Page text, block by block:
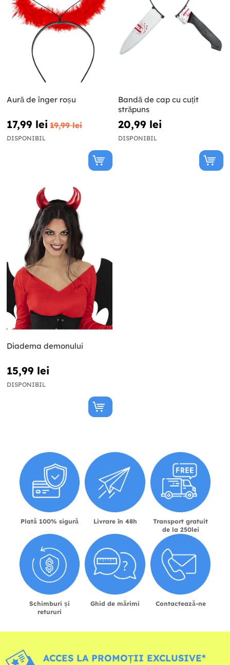
Aură de înger roșu
17,99 lei 19,99 lei
DISPONIBIL
Bandă de cap cu cuțit
străpuns
20,99 lei
DISPONIBIL
Diadema demonului
15,99 lei
DISPONIBIL
Plată 100% sigură Livrare în 48h
Transport gratuit
de la 250lei
Schimburi și
retururi
Ghid de mărimi Contactează-ne
ACCES LA PROMOȚII EXCLUSIVE*